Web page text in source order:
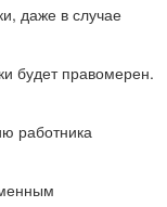
даже в случае
будет правомерен.
работника